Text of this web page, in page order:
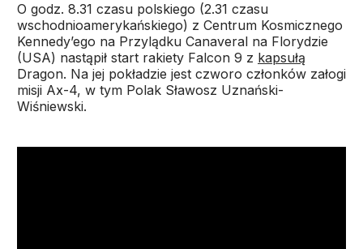
O godz. 8.31 czasu polskiego (2.31 czasu
wschodnioamerykańskiego) z Centrum Kosmicznego
Kennedy’ego na Przylądku Canaveral na Florydzie
(USA) nastąpił start rakiety Falcon 9 z kapsułą
Dragon. Na jej pokładzie jest czworo członków załogi
misji Ax-4, w tym Polak Sławosz Uznański-
Wiśniewski.